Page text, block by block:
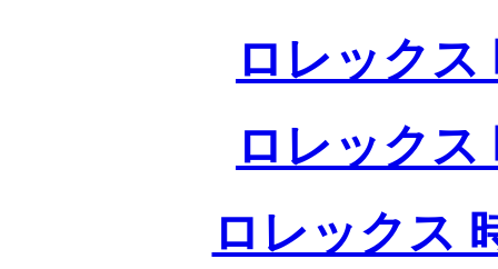
ロレックス
ロレックス
ロレックス